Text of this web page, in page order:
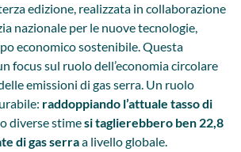
edizione, realizzata in collaborazione
nazionale per le nuove tecnologie,
economico sostenibile. Questa
focus sul ruolo dell’economia circolare
emissioni di gas serra. Un ruolo
raddoppiando l’attuale tasso di
diverse stimesi taglierebbero ben 22,8
di gas serraa livello globale.